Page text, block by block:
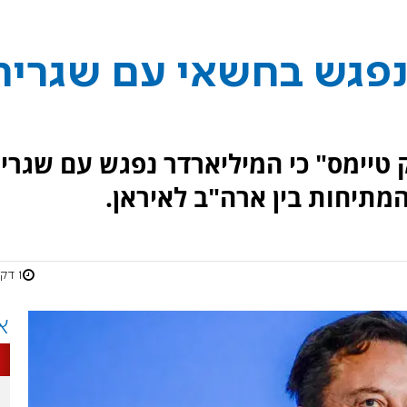
נפגש בחשאי עם
טיימס" כי המיליארדר נפגש עם
בין ארה"ב לאיראן.
1 דקות